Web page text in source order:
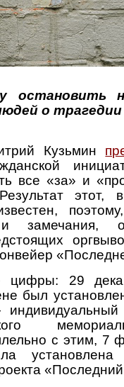
остановить
о
Кузьмин
все «за» и
этот,
и замечания,
цифры: 29
был
с этим, 7
установлена